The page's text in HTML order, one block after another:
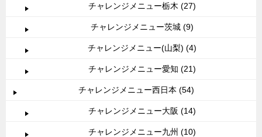
チャレンジメニュー栃木 (27)
チャレンジメニュー茨城 (9)
チャレンジメニュー(山梨) (4)
チャレンジメニュー愛知 (21)
チャレンジメニュー西日本 (54)
チャレンジメニュー大阪 (14)
チャレンジメニュー九州 (10)